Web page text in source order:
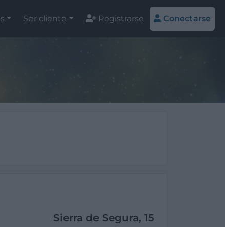
Ser cliente Registrarse Conectarse
Sierra de Segura, 15